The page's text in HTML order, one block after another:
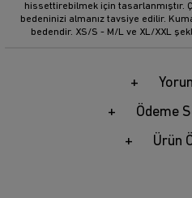
hissettirebilmek için tasarlanmıştır.
bedeninizi almanız tavsiye edilir.
bedendir. XS/S - M/L ve XL/XXL
Ödeme
Ürün